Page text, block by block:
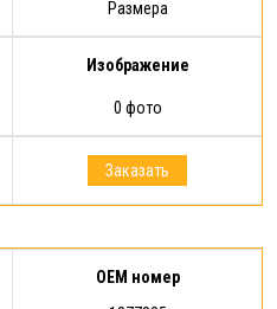
Размера
Изображение
0 фото
Заказать
OEM номер